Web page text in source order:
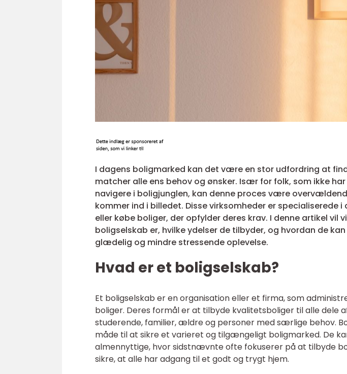
I dagens boligmarked kan det være en stor udfordring at
matcher alle ens behov og ønsker. Især for folk, som ikke
navigere i boligjunglen, kan denne proces være
kommer ind i billedet. Disse virksomheder er specialiserede
eller købe boliger, der opfylder deres krav. I denne artikel vil
boligselskab er, hvilke ydelser de tilbyder, og hvordan de
glædelig og mindre stressende oplevelse.
Hvad er et boligselskab?
Et boligselskab er en organisation eller et firma, som
boliger. Deres formål er at tilbyde kvalitetsboliger til alle dele
studerende, familier, ældre og personer med særlige behov.
måde til at sikre et varieret og tilgængeligt boligmarked. De
almennyttige, hvor sidstnævnte ofte fokuserer på at tilbyde
sikre, at alle har adgang til et godt og trygt hjem.